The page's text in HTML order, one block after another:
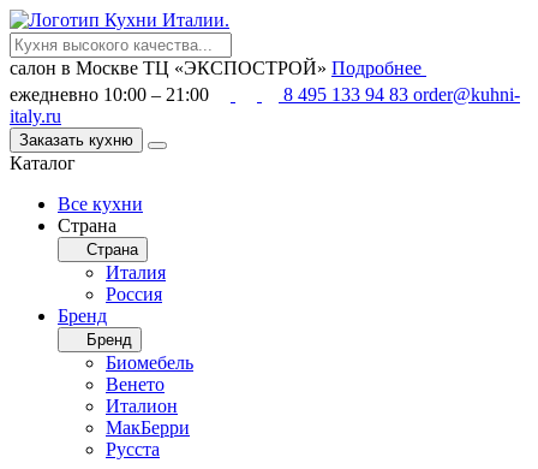
салон в Москве ТЦ «ЭКСПОСТРОЙ» Подробнее
ежедневно 10:00 – 21:00
8 495 133 94 83 order@kuhni-
italy.ru
Заказать кухню
Каталог
Все кухни
Страна
Страна
Италия
Россия
Бренд
Бренд
Биомебель
Венето
Италион
МакБерри
Русста